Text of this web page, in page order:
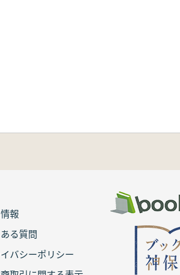
報
る質問
バシーポリシー